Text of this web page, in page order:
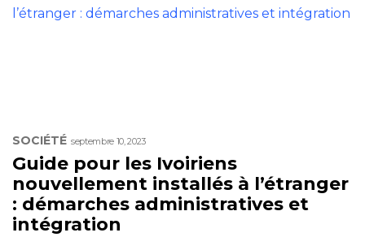
SOCIÉTÉ septembre 10, 2023
Guide pour les Ivoiriens
nouvellement installés à l’étranger
: démarches administratives et
intégration